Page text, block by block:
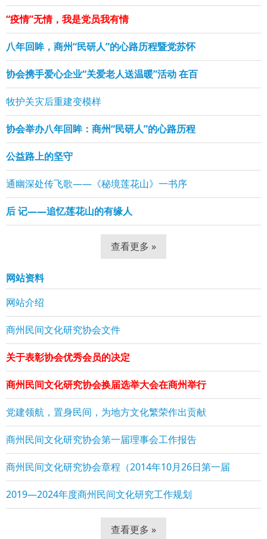
“疫情”无情，我是党员我有情
八年回眸，商州“民研人”的心路历程暨党苏怀
协会携手爱心企业“关爱老人送温暖”活动 在百
牧护关灾后重建变模样
协会举办八年回眸：商州“民研人”的心路历程
公益路上的坚守
通幽深处传飞歌——《秘境莲花山》一书序
后 记——追忆莲花山的有缘人
查看更多 »
网站资料
网站介绍
商州民间文化研究协会文件
关于表彰协会优秀会员的决定
商州民间文化研究协会换届选举大会在商州举行
党建领航，置身民间，为地方文化繁荣作出贡献
商州民间文化研究协会第一届理事会工作报告
商州民间文化研究协会章程（2014年10月26日第一届
2019—2024年度商州民间文化研究工作规划
查看更多 »